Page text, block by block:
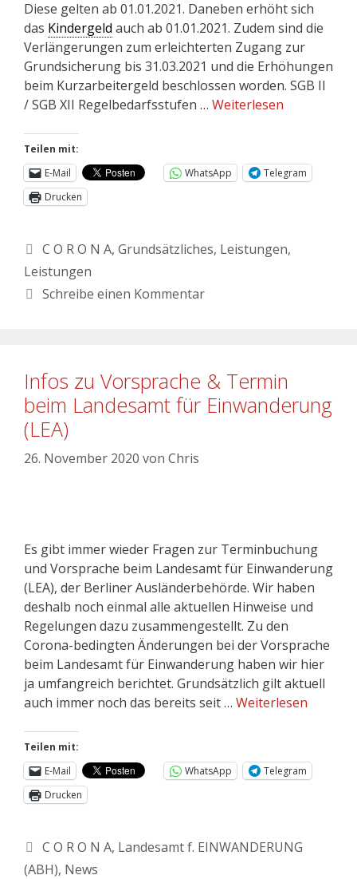
Diese gelten ab 01.01.2021. Daneben erhöht sich
das Kindergeld auch ab 01.01.2021. Zudem sind die
Verlängerungen zum erleichterten Zugang zur
Grundsicherung bis 31.03.2021 und die Erhöhungen
beim Kurzarbeitergeld beschlossen worden. SGB II
/ SGB XII Regelbedarfsstufen … Weiterlesen
Teilen mit:
E-Mail
WhatsApp
Telegram
Drucken
C O R O N A, Grundsätzliches, Leistungen,
Leistungen
Schreibe einen Kommentar
Infos zu Vorsprache & Termin
beim Landesamt für Einwanderung
(LEA)
26. November 2020 von Chris
Es gibt immer wieder Fragen zur Terminbuchung
und Vorsprache beim Landesamt für Einwanderung
(LEA), der Berliner Ausländerbehörde. Wir haben
deshalb noch einmal alle aktuellen Hinweise und
Regelungen dazu zusammengestellt. Zu den
Corona-bedingten Änderungen bei der Vorsprache
beim Landesamt für Einwanderung haben wir hier
ja umfangreich berichtet. Grundsätzlich gilt aktuell
auch immer noch das bereits seit … Weiterlesen
Teilen mit:
E-Mail
WhatsApp
Telegram
Drucken
C O R O N A, Landesamt f. EINWANDERUNG
(ABH), News